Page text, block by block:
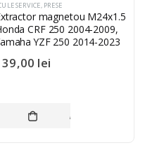
SERVICE, PRESE
magnetou M24x1.5
CRF 250 2004-2009,
YZF 250 2014-2023
lei
ADAUGĂ ÎN COȘ